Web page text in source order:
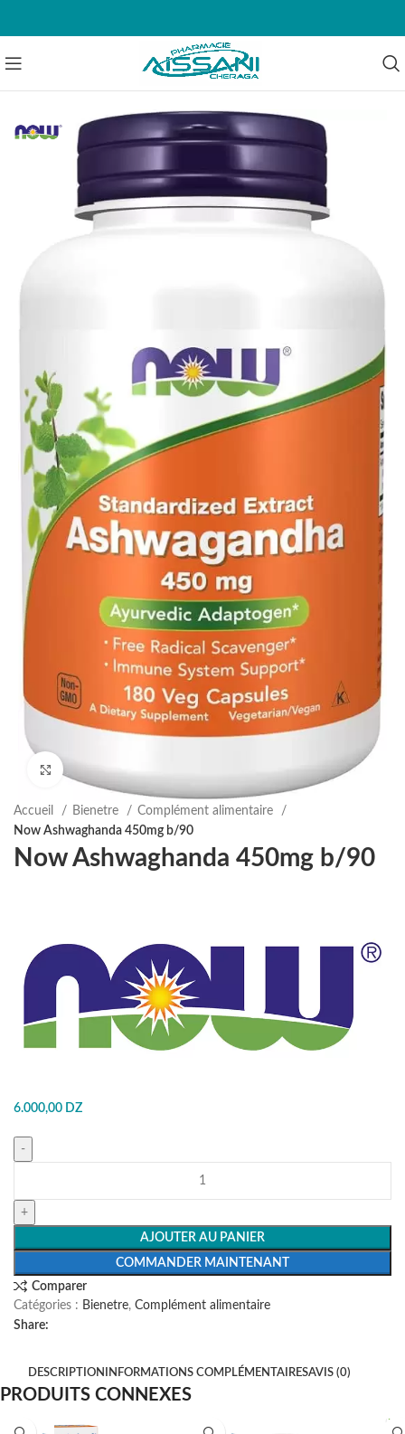
Agrandir
Accueil Bienetre
Complément alimentaire
Now Ashwaghanda 450mg b/90
Now Ashwaghanda 450mg b/90
6.000,00 DZ
AJOUTER AU PANIER
COMMANDER MAINTENANT
Comparer
Catégories : Bienetre, Complément alimentaire
Share:
DESCRIPTION INFORMATIONS COMPLÉMENTAIRESAVIS (0)
PRODUITS CONNEXES